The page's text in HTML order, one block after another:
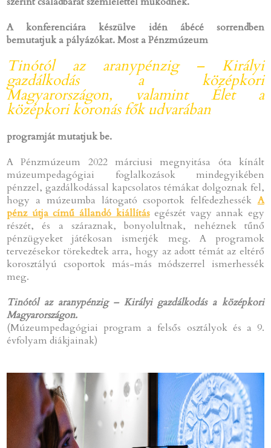
A konferenciára készülve idén ábécé sorrendben
bemutatjuk a pályázókat. Most a Pénzmúzeum
Tinótól az aranypénzig – Királyi
gazdálkodás a középkori
Magyarországon, valamint Élet a
középkori koronás fők udvarában
programját mutatjuk be.
A Pénzmúzeum 2022 márciusi megnyitása óta kínált
múzeumpedagógiai foglalkozások mindegyikében
pénzzel, gazdálkodással kapcsolatos témákat dolgoznak fel,
hogy a múzeumba látogató csoportok felfedezhessékA
pénz útja című állandó kiállításegészét vagy annak egy
részét, és a száraznak, bonyolultnak, nehéznek tűnő
pénzügyeket játékosan ismerjék meg. A programok
tervezésekor törekedtek arra, hogy az adott témát az eltérő
korosztályú csoportok más-más módszerrel ismerhessék
meg.
Tinótól az aranypénzig – Királyi gazdálkodás a középkori
Magyarországon.
(Múzeumpedagógiai program a felsős osztályok és a 9.
évfolyam diákjainak)